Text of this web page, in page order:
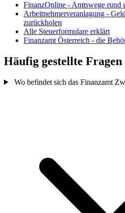
FinanzOnline - Amtswege rund
Arbeitnehmerveranlagung -
zurückholen
Alle Steuerformulare erklärt
Finanzamt Österreich - die
Häufig gestellte Fragen
Wo befindet sich das Finanzamt